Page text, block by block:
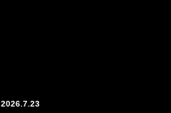
2026.7.23